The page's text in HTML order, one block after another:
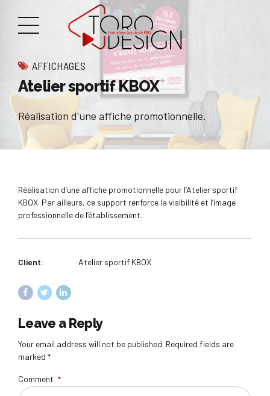
AFFICHAGES
Atelier sportif KBOX
Réalisation d'une affiche promotionnelle.
Réalisation d’une affiche promotionnelle pour l’Atelier sportif
KBOX. Par ailleurs, ce support renforce la visibilité et l’image
professionnelle de l’établissement.
Client: Atelier sportif KBOX
Leave a Reply
Your email address will not be published. Required fields are
marked *
Comment *